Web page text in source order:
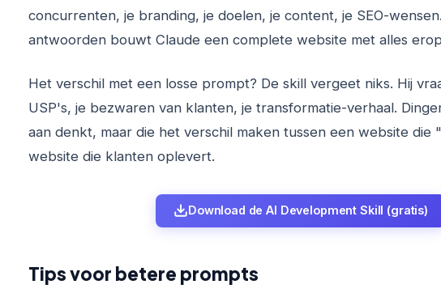
concurrenten, je branding, je doelen, je content, je SEO-
antwoorden bouwt Claude een complete website met alles
Het verschil met een losse prompt? De skill vergeet niks. Hij
USP's, je bezwaren van klanten, je transformatie-verhaal.
aan denkt, maar die het verschil maken tussen een website die
website die klanten oplevert.
Download de AI Development Skill (gratis)
Tips voor betere prompts